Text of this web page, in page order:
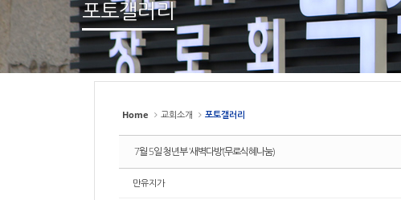
포토갤러리
Home 교회소개 포토갤러리
7월 5일 청년부 '새벽다방'(무로식혜나눔)
만유지가